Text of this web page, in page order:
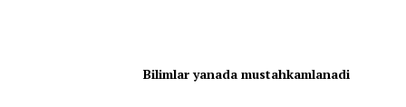
Bilimlar yanada mustahkamlanadi